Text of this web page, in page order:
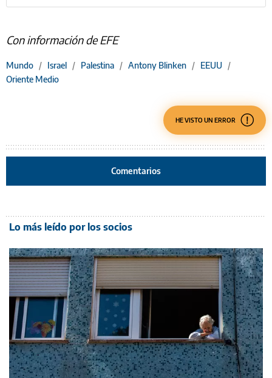
Con información de EFE
Mundo / Israel / Palestina / Antony Blinken / EEUU
/
Oriente Medio
HE VISTO UN ERROR
Comentarios
Lo más leído por los socios